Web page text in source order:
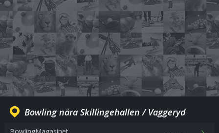
Bowling nära Skillingehallen / Vaggeryd